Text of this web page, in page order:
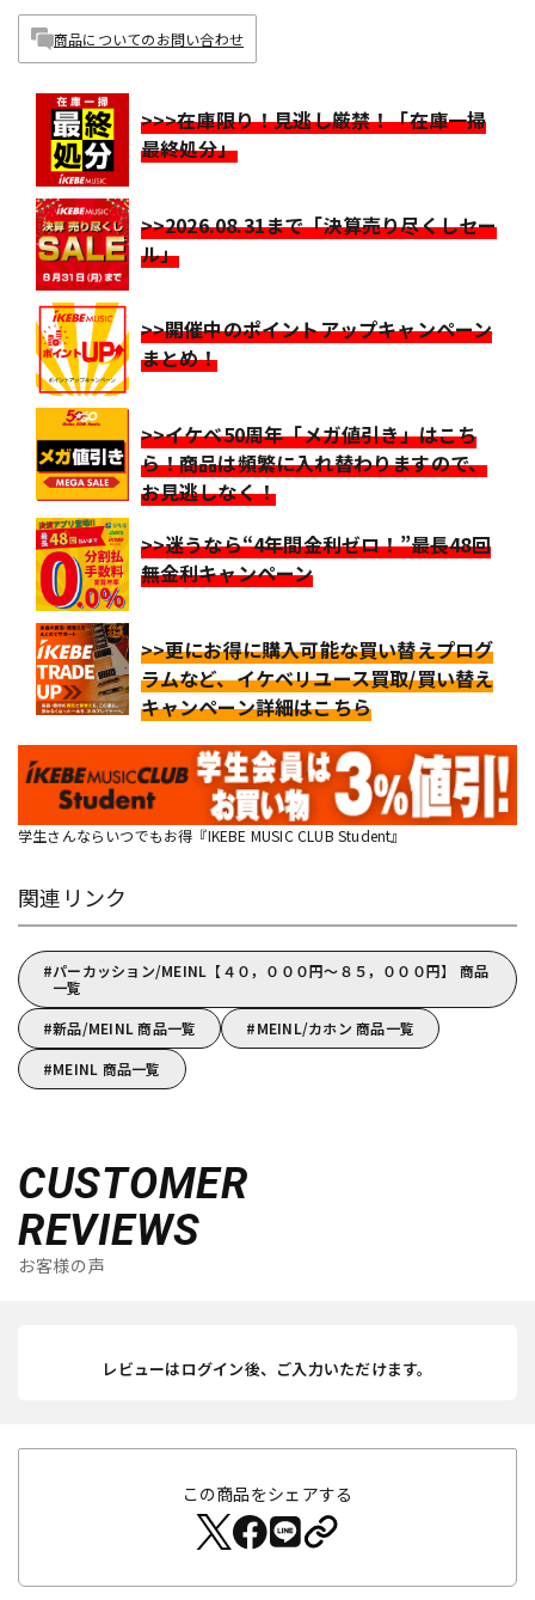
商品についてのお問い合わせ
>>>在庫限り！見逃し厳禁！「在庫一掃
最終処分」
>>2026.08.31まで「決算売り尽くしセー
ル」
>>開催中のポイントアップキャンペーン
まとめ！
>>イケベ50周年「メガ値引き」はこち
ら！商品は頻繁に入れ替わりますので、
お見逃しなく！
>>迷うなら“4年間金利ゼロ！”最長48回
無金利キャンペーン
>>更にお得に購入可能な買い替えプログ
ラムなど、イケベリユース買取/買い替え
キャンペーン詳細はこちら
学生さんならいつでもお得『IKEBE MUSIC CLUB Student』
関連リンク
パーカッション/MEINL【４０，０００円～８５，０００円】 商品
一覧
新品/MEINL 商品一覧
MEINL/カホン 商品一覧
MEINL 商品一覧
CUSTOMER
REVIEWS
お客様の声
レビューはログイン後、ご入力いただけます。
この商品をシェアする